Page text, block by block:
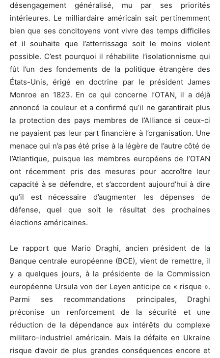
désengagement généralisé, mu par ses priorités
intérieures. Le milliardaire américain sait pertinemment
bien que ses concitoyens vont vivre des temps difficiles
et il souhaite que l’atterrissage soit le moins violent
possible. C’est pourquoi il réhabilite l’isolationnisme qui
fût l’un des fondements de la politique étrangère des
États-Unis, érigé en doctrine par le président James
Monroe en 1823. En ce qui concerne l’OTAN, il a déjà
annoncé la couleur et a confirmé qu’il ne garantirait plus
la protection des pays membres de l’Alliance si ceux-ci
ne payaient pas leur part financière à l’organisation. Une
menace qui n’a pas été prise à la légère de l’autre côté de
l’Atlantique, puisque les membres européens de l’OTAN
ont récemment pris des mesures pour accroître leur
capacité à se défendre, et s’accordent aujourd’hui à dire
qu’il est nécessaire d’augmenter les dépenses de
défense, quel que soit le résultat des prochaines
élections américaines.
Le rapport que Mario Draghi, ancien président de la
Banque centrale européenne (BCE), vient de remettre, il
y a quelques jours, à la présidente de la Commission
européenne Ursula von der Leyen anticipe ce « risque ».
Parmi ses recommandations principales, Draghi
préconise un renforcement de la sécurité et une
réduction de la dépendance aux intérêts du complexe
militaro-industriel américain. Mais la défaite en Ukraine
risque d’avoir de plus grandes conséquences encore et